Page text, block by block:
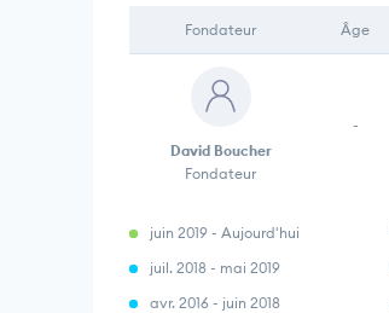
Fondateur Âge
David Boucher
Fondateur
-
juin 2019 - Aujourd'hui
juil. 2018 - mai 2019
avr. 2016 - juin 2018